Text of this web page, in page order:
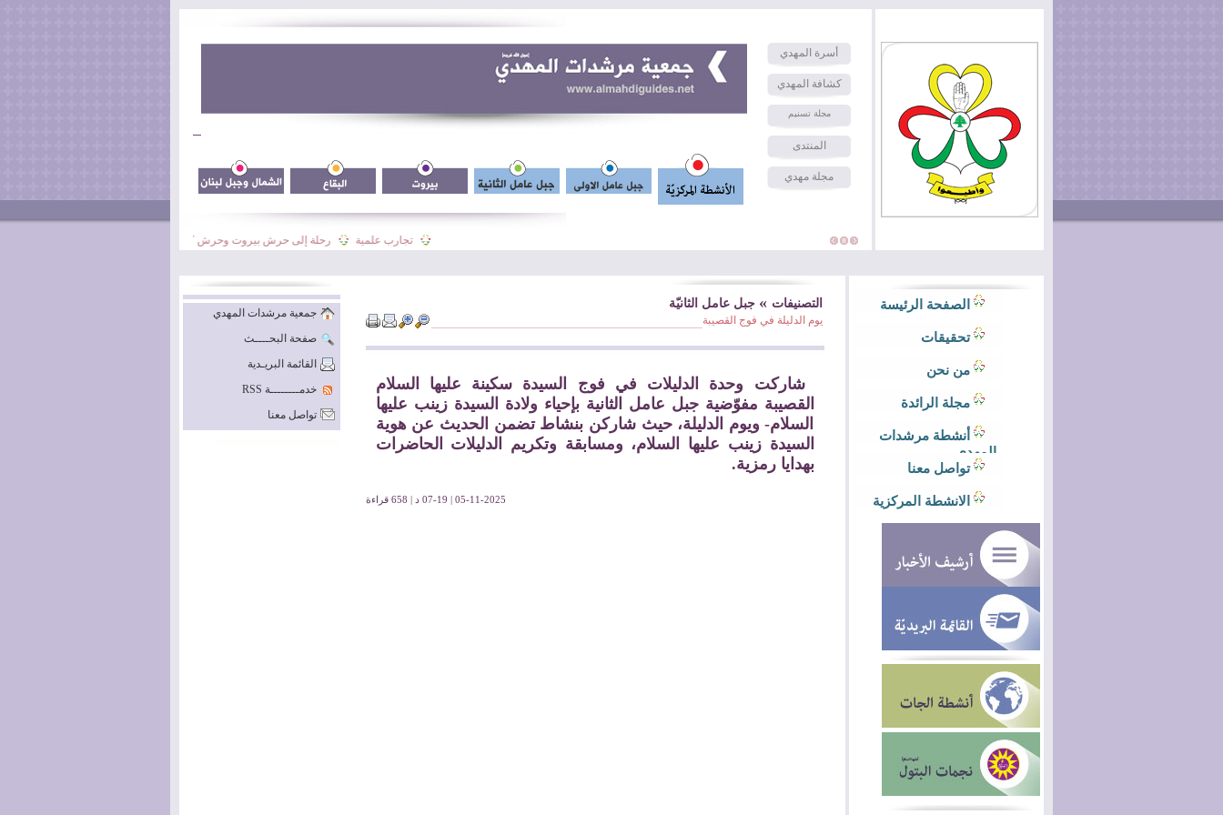
أسرة المهدي
كشافة المهدي
مجلة تسنيم
المنتدى
مجلة مهدي
رحلة إلى حرش بيروت وحرش كيفون تجارب علمية
الصفحة الرئيسة
تحقيقات
من نحن
مجلة الرائدة
أنشطة مرشدات
المهدي
تواصل معنا
الانشطة المركزية
التصنيفات » جبل عامل الثانيّة
يوم الدليلة في فوج القصيبة
شاركت وحدة الدليلات في فوج السيدة سكينة عليها السلام
القصيبة مفوّضية جبل عامل الثانية بإحياء ولادة السيدة زينب عليها
السلام- ويوم الدليلة، حيث شاركن بنشاط تضمن الحديث عن هوية
السيدة زينب عليها السلام، ومسابقة وتكريم الدليلات الحاضرات
بهدايا رمزية.
05-11-2025 | 07-19 د | 658 قراءة
جمعية مرشدات المهدي
صفحة البحــــث
القائمة البريـدية
خدمــــــــة RSS
تواصل معنا